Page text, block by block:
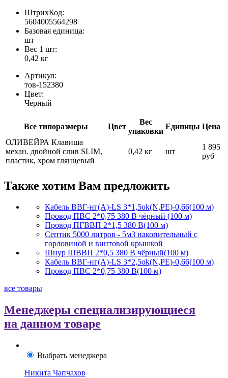
ШтрихКод:
5604005564298
Базовая единица:
шт
Вес 1 шт:
0,42 кг
Артикул:
тов-152380
Цвет:
Черный
Все типоразмеры Цвет
Вес
упаковки
Единицы Цена
ОЛИВЕЙРА Клавиша
механ. двойной слив SLIM,
пластик, хром глянцевый
0,42 кг шт
1 895
руб
Также хотим Вам предложить
Кабель ВВГ-нг(А)-LS 3*1,5ok(N,PE)-0,66(100 м)
Провод ПВС 2*0,75 380 В чёрный (100 м)
Провод ПГВВП 2*1,5 380 В(100 м)
Септик 5000 литров - 5м3 накопительный с
горловиной и винтовой крышкой
Шнур ШВВП 2*0,5 380 В чёрный(100 м)
Кабель ВВГ-нг(А)-LS 3*2,5ok(N,PE)-0,66(100 м)
Провод ПВС 2*0,75 380 В(100 м)
все товары
Менеджеры специализирующиеся
на данном товаре
Выбрать менеджера
Никита Чапчахов